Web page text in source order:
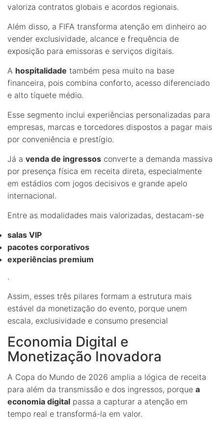
valoriza contratos globais e acordos regionais.
Além disso, a FIFA transforma atenção em dinheiro ao
vender exclusividade, alcance e frequência de
exposição para emissoras e serviços digitais.
A hospitalidade também pesa muito na base
financeira, pois combina conforto, acesso diferenciado
e alto tíquete médio.
Esse segmento inclui experiências personalizadas para
empresas, marcas e torcedores dispostos a pagar mais
por conveniência e prestígio.
Já a venda de ingressos converte a demanda massiva
por presença física em receita direta, especialmente
em estádios com jogos decisivos e grande apelo
internacional.
Entre as modalidades mais valorizadas, destacam-se
salas VIP
pacotes corporativos
experiências premium
.
Assim, esses três pilares formam a estrutura mais
estável da monetização do evento, porque unem
escala, exclusividade e consumo presencial
Economia Digital e
Monetização Inovadora
A Copa do Mundo de 2026 amplia a lógica de receita
para além da transmissão e dos ingressos, porque a
economia digital passa a capturar a atenção em
tempo real e transformá-la em valor.